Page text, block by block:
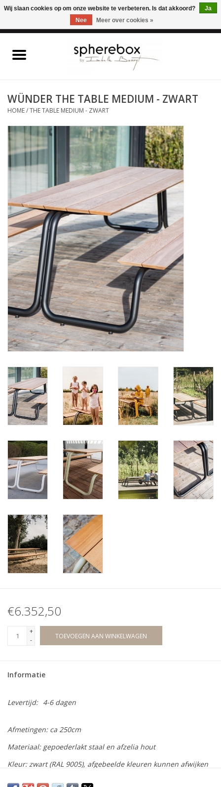
Home
WOONACCESSOIRES
KUNST
CADEAUBON
OUTLET
BLOG
Merken
WÜNDER THE TABLE MEDIUM - ZWART
HOME/THE TABLE MEDIUM - ZWART
€6.352,50
+
-
TOEVOEGEN AAN WINKELWAGEN
Informatie
Levertijd: 4-6 dagen
Afmetingen: ca 250cm
Materiaal: gepoederlakt staal en afzelia hout
Kleur: zwart (RAL 9005), afgebeelde kleuren kunnen afwijken
Specificaties: geschikt voor 10 personen, voorzien van
Wij slaan cookies op om onze website te verbeteren. Is dat akkoord?
Ja
Nee
Meer over cookies »
ONLINE WINKEL VOOR WOONACCESSOIRES, MEUBELEN & KUNST – GRATIS